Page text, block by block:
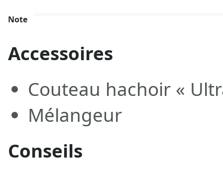
Note
Accessoires
Couteau hachoir «
Mélangeur
Conseils